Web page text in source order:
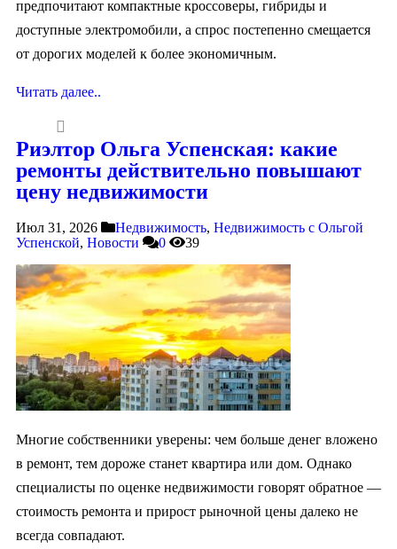
предпочитают компактные кроссоверы, гибриды и
доступные электромобили, а спрос постепенно смещается
от дорогих моделей к более экономичным.
Читать далее..
Риэлтор Ольга Успенская: какие
ремонты действительно повышают
цену недвижимости
Июл 31, 2026 Недвижимость, Недвижимость с Ольгой
Успенской, Новости 0 39
Многие собственники уверены: чем больше денег вложено
в ремонт, тем дороже станет квартира или дом. Однако
специалисты по оценке недвижимости говорят обратное —
стоимость ремонта и прирост рыночной цены далеко не
всегда совпадают.